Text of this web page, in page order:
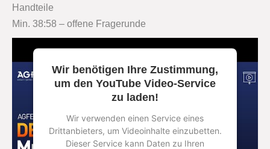
Handteile
Min. 38:58 – offene Fragerunde
Wir benötigen Ihre Zustimmung,
um den YouTube Video-Service
zu laden!
Wir verwenden einen Service eines
Drittanbieters, um Videoinhalte einzubetten.
Dieser Service kann Daten zu Ihren